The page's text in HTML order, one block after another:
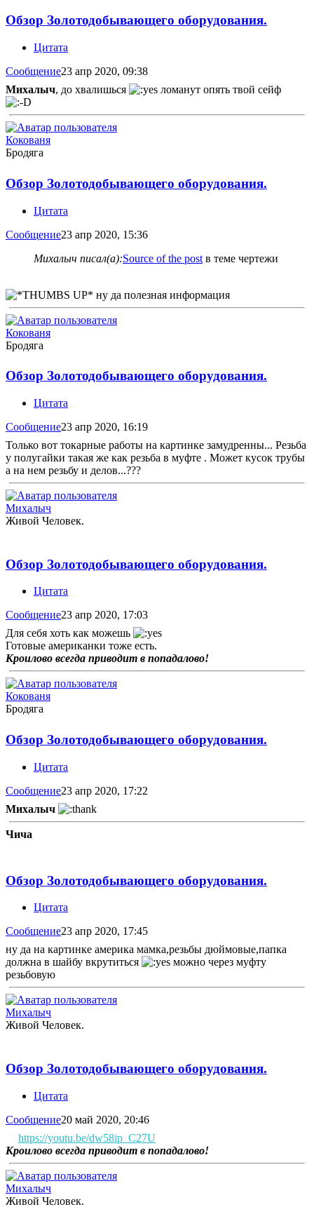
Обзор Золотодобывающего оборудования.
Цитата
Сообщение23 апр 2020, 09:38
Михалыч, до хвалишься ломанут опять твой сейф
Кокованя
Бродяга
Обзор Золотодобывающего оборудования.
Цитата
Сообщение23 апр 2020, 15:36
Михалыч писал(а):Source of the post в теме чертежи
ну да полезная информация
Кокованя
Бродяга
Обзор Золотодобывающего оборудования.
Цитата
Сообщение23 апр 2020, 16:19
Только вот токарные работы на картинке замудренны... Резьба
у полугайки такая же как резьба в муфте . Может кусок трубы
а на нем резьбу и делов...???
Михалыч
Живой Человек.
Обзор Золотодобывающего оборудования.
Цитата
Сообщение23 апр 2020, 17:03
Для себя хоть как можешь
Готовые американки тоже есть.
Кроилово всегда приводит в попадалово!
Кокованя
Бродяга
Обзор Золотодобывающего оборудования.
Цитата
Сообщение23 апр 2020, 17:22
Михалыч
Чича
Обзор Золотодобывающего оборудования.
Цитата
Сообщение23 апр 2020, 17:45
ну да на картинке америка мамка,резьбы дюймовые,папка
должна в шайбу вкрутиться
можно через муфту
резьбовую
Михалыч
Живой Человек.
Обзор Золотодобывающего оборудования.
Цитата
Сообщение20 май 2020, 20:46
https://youtu.be/dw58ip_C27U
Кроилово всегда приводит в попадалово!
Михалыч
Живой Человек.